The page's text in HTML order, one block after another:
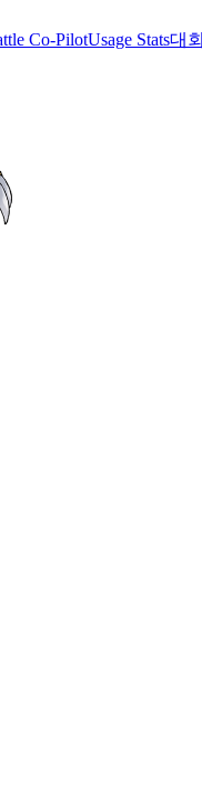
Co-PilotUsage Stats대회